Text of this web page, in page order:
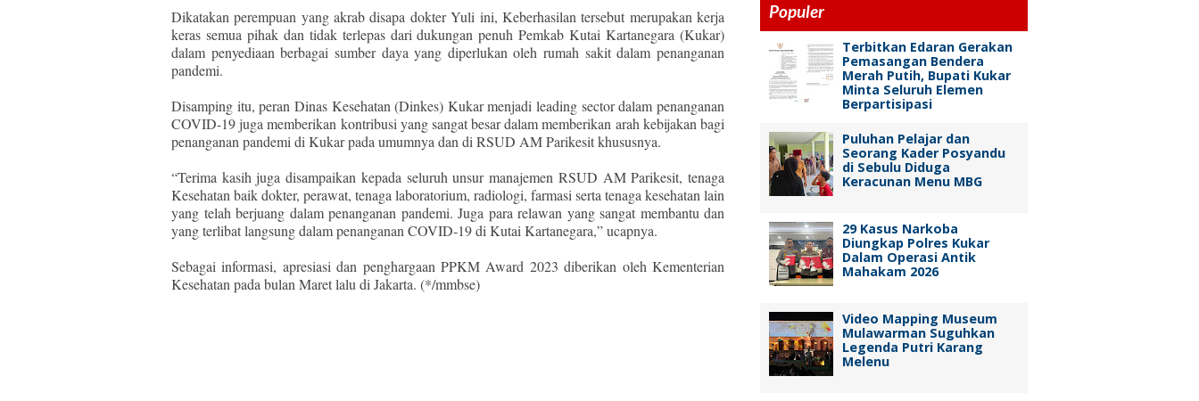
Dikatakan perempuan yang akrab disapa dokter Yuli ini, Keberhasilan tersebut merupakan kerja
keras semua pihak dan tidak terlepas dari dukungan penuh Pemkab Kutai Kartanegara (Kukar)
dalam penyediaan berbagai sumber daya yang diperlukan oleh rumah sakit dalam penanganan
pandemi.
Disamping itu, peran Dinas Kesehatan (Dinkes) Kukar menjadi leading sector dalam penanganan
COVID-19 juga memberikan kontribusi yang sangat besar dalam memberikan arah kebijakan bagi
penanganan pandemi di Kukar pada umumnya dan di RSUD AM Parikesit khususnya.
“Terima kasih juga disampaikan kepada seluruh unsur manajemen RSUD AM Parikesit, tenaga
Kesehatan baik dokter, perawat, tenaga laboratorium, radiologi, farmasi serta tenaga kesehatan lain
yang telah berjuang dalam penanganan pandemi. Juga para relawan yang sangat membantu dan
yang terlibat langsung dalam penanganan COVID-19 di Kutai Kartanegara,” ucapnya.
Sebagai informasi, apresiasi dan penghargaan PPKM Award 2023 diberikan oleh Kementerian
Kesehatan pada bulan Maret lalu di Jakarta. (*/mmbse)
Populer
Terbitkan Edaran Gerakan
Pemasangan Bendera
Merah Putih, Bupati Kukar
Minta Seluruh Elemen
Berpartisipasi
Puluhan Pelajar dan
Seorang Kader Posyandu
di Sebulu Diduga
Keracunan Menu MBG
29 Kasus Narkoba
Diungkap Polres Kukar
Dalam Operasi Antik
Mahakam 2026
Video Mapping Museum
Mulawarman Suguhkan
Legenda Putri Karang
Melenu